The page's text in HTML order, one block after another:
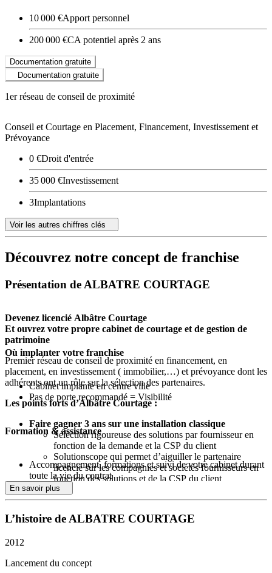
10 000 €Apport personnel
200 000 €CA potentiel après 2 ans
Documentation gratuite
Documentation gratuite
1er réseau de conseil de proximité
Conseil et Courtage en Placement, Financement, Investissement et
Prévoyance
0 €Droit d'entrée
35 000 €Investissement
3Implantations
Voir les autres chiffres clés
Découvrez notre concept de franchise
Présentation de ALBATRE COURTAGE
Devenez licencié Albâtre Courtage
Et ouvrez votre propre cabinet de courtage et de gestion de
patrimoine
Premier réseau de conseil de proximité en financement, en
placement, en investissement ( immobilier,…) et prévoyance dont les
adhérents ont un rôle sur la sélection des partenaires.
Les points forts d’Albâtre Courtage :
Faire gagner 3 ans sur une installation classique
Sélection rigoureuse des solutions par fournisseur en
fonction de la demande et la CSP du client
Solutionscope qui permet d’aiguiller le partenaire
licencié sur les compagnies et sociétés fournisseurs en
fonction des solutions et de la CSP du client
Eviter les pièges de tous fournisseurs
Orientation du client vers votre cabinet grâce à la géo-
Aide au recrutement pour votre cabinet via notre site
Mise à disposition immédiate des outils logiciels
Où implanter votre franchise
Cabinet implanté en centre ville
Pas de porte recommandé = Visibilité
Formation & assistance
Accompagnement, formations et suivi de votre cabinet durant
toute la vie du contrat
L’étude générale de marché sur le territoire français
L’étude locale de marché sur votre secteur
Notre engagement : vous proposer d’acquérir en priorité un
Expert, O2S, Patrithèque, Profidéo)
En savoir plus
L’histoire de ALBATRE COURTAGE
2012
Lancement du concept